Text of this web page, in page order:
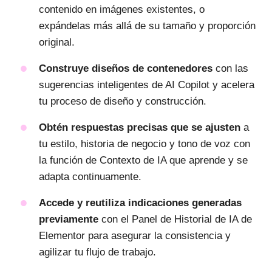
contenido en imágenes existentes, o
expándelas más allá de su tamaño y proporción
original.
Construye diseños de contenedores con las
sugerencias inteligentes de AI Copilot y acelera
tu proceso de diseño y construcción.
Obtén respuestas precisas que se ajusten a
tu estilo, historia de negocio y tono de voz con
la función de Contexto de IA que aprende y se
adapta continuamente.
Accede y reutiliza indicaciones generadas
previamente con el Panel de Historial de IA de
Elementor para asegurar la consistencia y
agilizar tu flujo de trabajo.